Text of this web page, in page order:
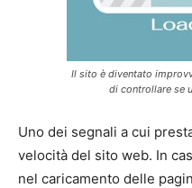
Il sito è diventato
di controllare se
Uno dei segnali a cui
velocità del sito web. In
nel caricamento delle